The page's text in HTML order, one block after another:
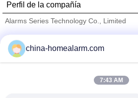
Perfil de la compañía
Alarms Series Technology Co., Limited
Trust Seal
Verified Suplier
china-homealarm.com
7:43 AM